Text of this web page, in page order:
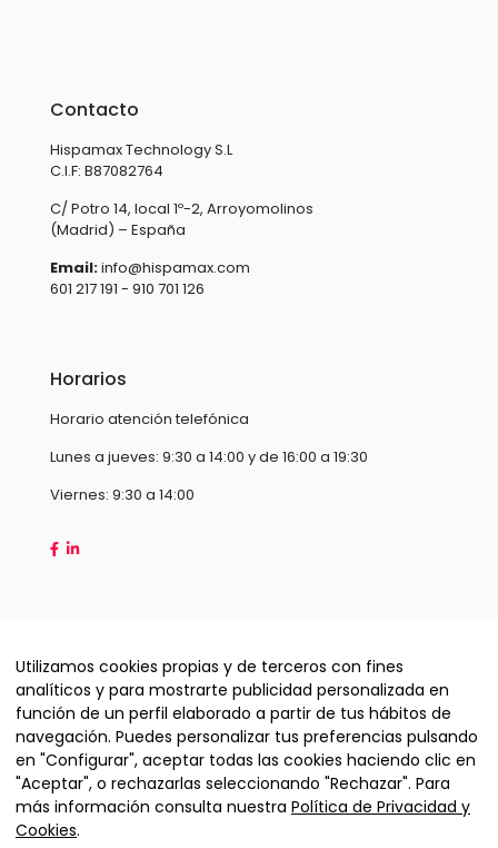
Contacto
Hispamax Technology S.L
C.I.F: B87082764
C/ Potro 14, local 1º-2, Arroyomolinos
(Madrid) – España
Email:info@hispamax.com
601 217 191 - 910 701 126
Horarios
Horario atención telefónica
Lunes a jueves: 9:30 a 14:00 y de 16:00 a 19:30
Viernes: 9:30 a 14:00
Copyright © 2026 Hispamax Technology S.L
Utilizamos cookies propias y de terceros con fines
analíticos y para mostrarte publicidad personalizada en
función de un perfil elaborado a partir de tus hábitos de
navegación. Puedes personalizar tus preferencias pulsando
en "Configurar", aceptar todas las cookies haciendo clic en
"Aceptar", o rechazarlas seleccionando "Rechazar". Para
más información consulta nuestra Política de Privacidad y
Cookies.